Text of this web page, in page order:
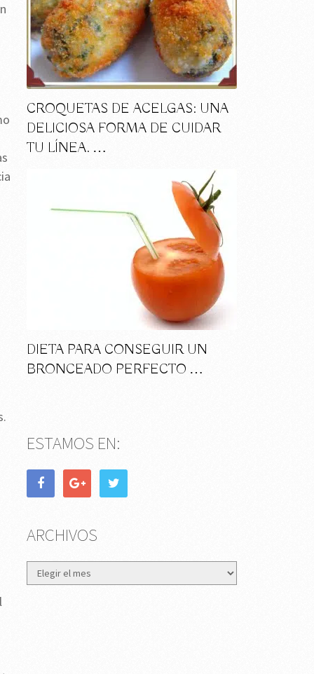
CROQUETAS DE ACELGAS: UNA
DELICIOSA FORMA DE CUIDAR
TU LÍNEA. …
DIETA PARA CONSEGUIR UN
BRONCEADO PERFECTO …
ESTAMOS EN:
ARCHIVOS
Archivos